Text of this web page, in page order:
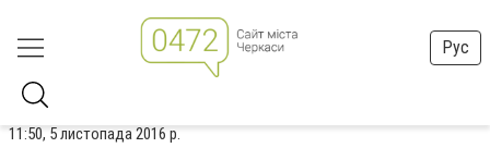
Рус
11:50, 5 листопада 2016 р.